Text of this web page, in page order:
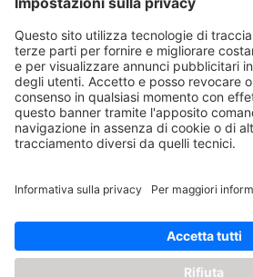
CONTATTI
Edi.Ermes srl
Viale E. Forlanini, 21 -
(+39)027021121
E-mail:
ORARI
Lunedì — Giovedì: - 08:30 -
Venerdì: - 08:30 - 13:00 –
offrirti la migliore
OK